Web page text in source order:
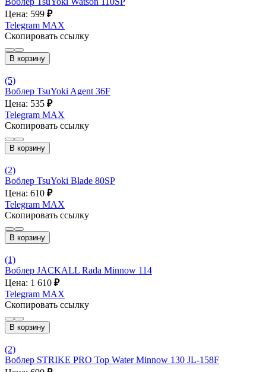
Цена: 599 ₽
Telegram MAX
Скопировать ссылку
В корзину
(5)
Вoблер TsuYoki Agent 36F
Цена: 535 ₽
Telegram MAX
Скопировать ссылку
В корзину
(2)
Воблер TsuYoki Blade 80SP
Цена: 610 ₽
Telegram MAX
Скопировать ссылку
В корзину
(1)
Воблер JACKALL Rada Minnow 114
Цена: 1 610 ₽
Telegram MAX
Скопировать ссылку
В корзину
(2)
Воблер STRIKE PRO Top Water Minnow 130 JL-158F